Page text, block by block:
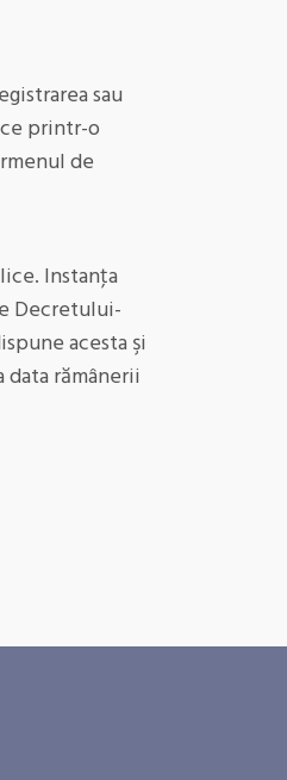
sau
printr-o
de
Instanţa
Decretului-
acesta şi
rămânerii